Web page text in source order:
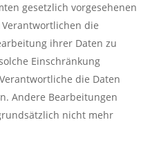
gesetzlich vorgesehenen
Verantwortlichen die
ihrer Daten zu
Einschränkung
die Daten
Andere Bearbeitungen
nicht mehr